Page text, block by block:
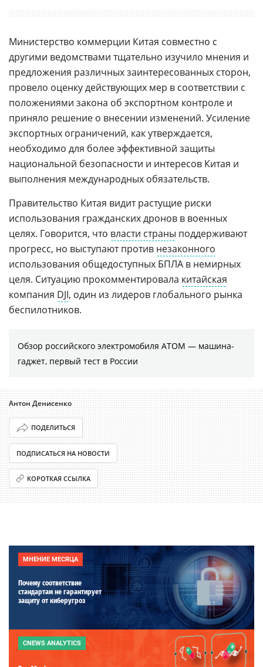
Министерство коммерции Китая совместно с
другими ведомствами тщательно изучило мнения и
предложения различных заинтересованных сторон,
провело оценку действующих мер в соответствии с
положениями закона об экспортном контроле и
приняло решение о внесении изменений. Усиление
экспортных ограничений, как утверждается,
необходимо для более эффективной защиты
национальной безопасности и интересов Китая и
выполнения международных обязательств.
Правительство Китая видит растущие риски
использования гражданских дронов в военных
целях. Говорится, что власти страны поддерживают
прогресс, но выступают против незаконного
использования общедоступных БПЛА в немирных
целя. Ситуацию прокомментировала китайская
компания DJI, один из лидеров глобального рынка
беспилотников.
Обзор российского электромобиля АТОМ — машина-
гаджет, первый тест в России
Антон Денисенко
ПОДЕЛИТЬСЯ
ПОДПИСАТЬСЯ НА НОВОСТИ
КОРОТКАЯ ССЫЛКА
МНЕНИЕ МЕСЯЦА
Почему соответствие
стандартам не гарантирует
защиту от киберугроз
CNEWS ANALYTICS